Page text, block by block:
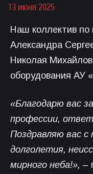
13 июня 2025
Наш коллектив по
Александра
Николая
оборудования АУ
«Благодарю вас
профессии,
Поздравляю вас с
долголетия,
мирного неба!», –